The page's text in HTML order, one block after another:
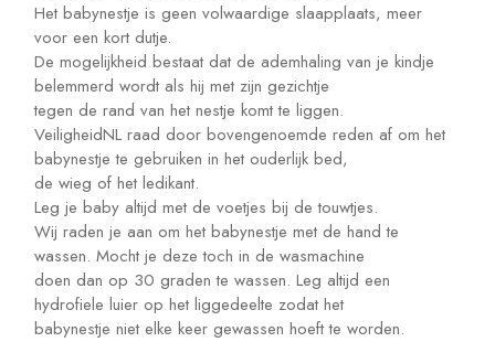
Het babynestje is geen volwaardige slaapplaats, meer
voor een kort dutje.
De mogelijkheid bestaat dat de ademhaling van je kindje
belemmerd wordt als hij met zijn gezichtje
tegen de rand van het nestje komt te liggen.
VeiligheidNL raad door bovengenoemde reden af om het
babynestje te gebruiken in het ouderlijk bed,
de wieg of het ledikant.
Leg je baby altijd met de voetjes bij de touwtjes.
Wij raden je aan om het babynestje met de hand te
wassen. Mocht je deze toch in de wasmachine
doen dan op 30 graden te wassen. Leg altijd een
hydrofiele luier op het liggedeelte zodat het
babynestje niet elke keer gewassen hoeft te worden.